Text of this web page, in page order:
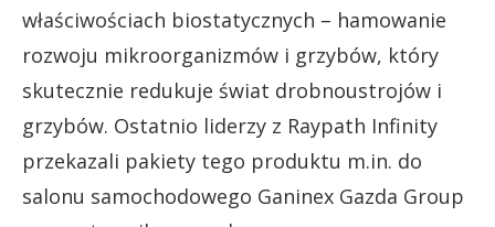
właściwościach biostatycznych – hamowanie
rozwoju mikroorganizmów i grzybów, który
skutecznie redukuje świat drobnoustrojów i
grzybów. Ostatnio liderzy z Raypath Infinity
przekazali pakiety tego produktu m.in. do
salonu samochodowego Ganinex Gazda Group